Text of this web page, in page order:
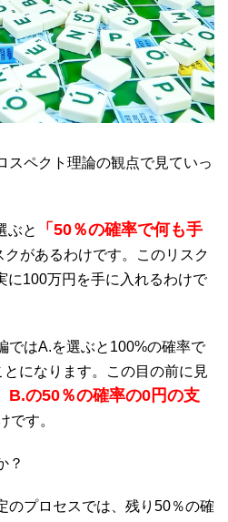
スペクト理論の観点で見ていっ
ぶと
「50％の確率で何も手
クがあるわけです。このリスク
に100万円を手に入れるわけで
ではA.を選ぶと100%の確率で
になります。この目の前に見
B.の50％の確率の0円の支
です。
？
のプロセスでは、残り50％の確